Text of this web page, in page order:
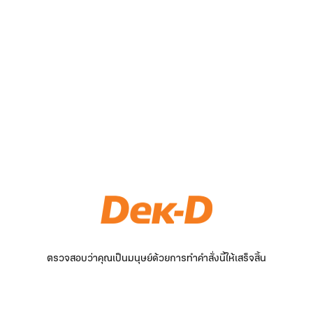
ตรวจสอบว่าคุณเป็นมนุษย์ด้วยการทำคำสั่งนี้ให้เสร็จสิ้น